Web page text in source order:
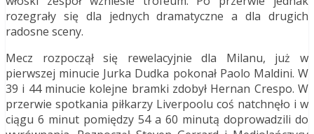
rozegrały się dla jednych dramatyczne a dla drugich
radosne sceny.
Mecz rozpoczął się rewelacyjnie dla Milanu, już w
pierwszej minucie Jurka Dudka pokonał Paolo Maldini. W
39 i 44 minucie kolejne bramki zdobył Hernan Crespo. W
przerwie spotkania piłkarzy Liverpoolu coś natchnęło i w
ciągu 6 minut pomiędzy 54 a 60 minutą doprowadzili do